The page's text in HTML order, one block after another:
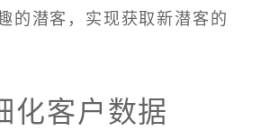
的潜客，实现获取新潜客的
化客户数据